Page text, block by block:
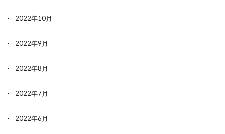
2022年10月
2022年9月
2022年8月
2022年7月
2022年6月